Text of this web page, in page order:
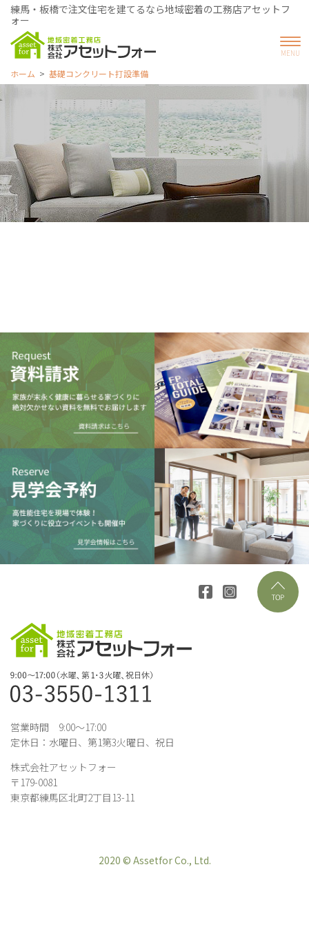
練馬・板橋で注文住宅を建てるなら地域密着の工務店アセットフ
ォー
ホーム 基礎コンクリート打設準備
営業時間 9:00～17:00
定休日：水曜日、第1第3火曜日、祝日
株式会社アセットフォー
〒179-0081
東京都練馬区北町2丁目13-11
2020 © Assetfor Co., Ltd.